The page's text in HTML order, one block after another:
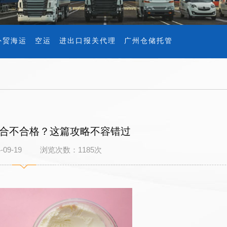
贸海运 空运 进出口报关代理 广州仓储托管
不合格？这篇攻略不容错过
09-19 浏览次数： 1185次